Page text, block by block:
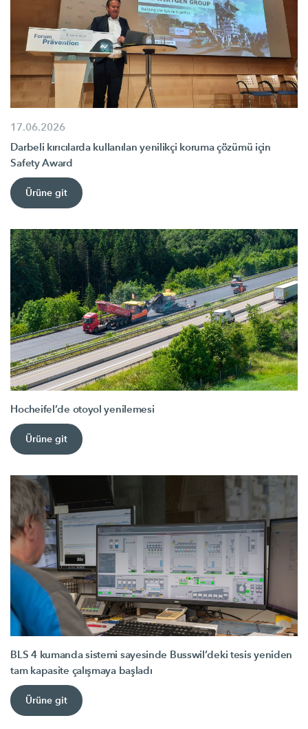
17.06.2026
Darbeli kırıcılarda kullanılan yenilikçi koruma çözümü için
Safety Award
Ürüne git
Hocheifel’de otoyol yenilemesi
Ürüne git
BLS 4 kumanda sistemi sayesinde Busswil’deki tesis yeniden
tam kapasite çalışmaya başladı
Ürüne git